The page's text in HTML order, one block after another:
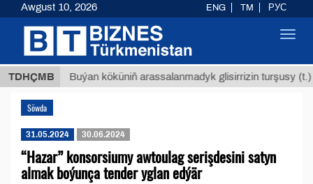
TDHÇMB
ТМТ Buýan köküniň arassalanmadyk glisirrizin turşusy (t.)
Söwda
31.05.2024 30.06.2024
“Hazar” konsorsiumy awtoulag serişdesini satyn
almak boýunça tender yglan edýär
Awgust 10, 2026 ENG TM РУС